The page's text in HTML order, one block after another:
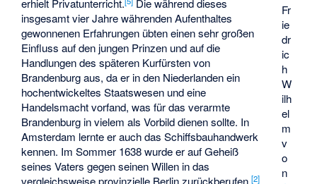
Fr
ie
dr
ic
h
W
ilh
el
m
v
o
n
erhielt Privatunterricht.
Die während dieses
insgesamt vier Jahre währenden Aufenthaltes
gewonnenen Erfahrungen übten einen sehr großen
Einfluss auf den jungen Prinzen und auf die
Handlungen des späteren Kurfürsten von
Brandenburg aus, da er in den Niederlanden ein
hochentwickeltes Staatswesen und eine
Handelsmacht vorfand, was für das verarmte
Brandenburg in vielem als Vorbild dienen sollte. In
Amsterdam lernte er auch das Schiffsbauhandwerk
kennen. Im Sommer 1638 wurde er auf Geheiß
seines Vaters gegen seinen Willen in das
[2]